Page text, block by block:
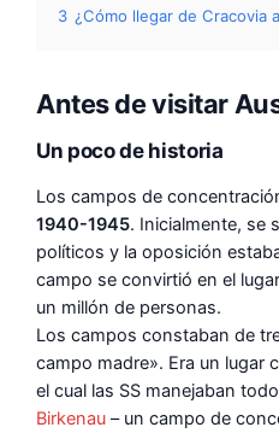
3 ¿Cómo llegar de Cracovia
Antes de visitar
Un poco de historia
Los campos de
1940-1945. Inicialmente, se
políticos y la oposición
campo se convirtió en el
un millón de personas.
Los campos constaban de
campo madre». Era un lugar
el cual las SS manejaban
Birkenau – un campo de